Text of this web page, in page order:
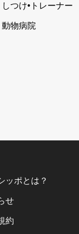
しつけ•トレーナー
動物病院
ッポとは？
せ
約